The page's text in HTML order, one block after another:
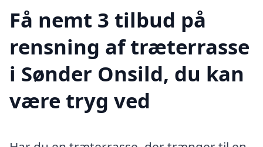
Få nemt 3 tilbud på
rensning af træterrasse
i Sønder Onsild, du kan
være tryg ved